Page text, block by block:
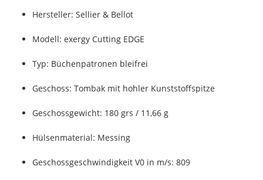
Hersteller: Sellier & Bellot
Modell: exergy Cutting EDGE
Typ: Büchenpatronen bleifrei
Geschoss: Tombak mit hohler Kunststoffspitze
Geschossgewicht: 180 grs / 11,66 g
Hülsenmaterial: Messing
Geschossgeschwindigkeit V0 in m/s: 809